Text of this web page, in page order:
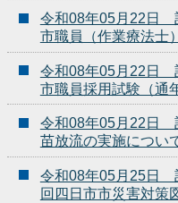
令和08年05月22日
市職員（作業療法士
令和08年05月22日
市職員採用試験（通
令和08年05月22日
苗放流の実施につい
令和08年05月25日
回四日市市災害対策